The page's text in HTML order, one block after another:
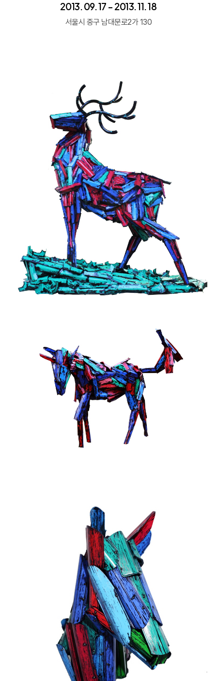
2013. 09. 17 - 2013. 11. 18
서울시 중구 남대문로2가 130